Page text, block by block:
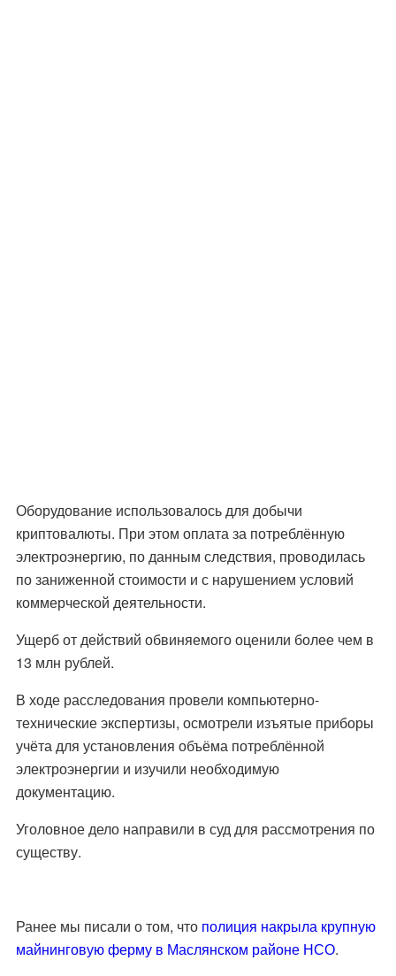
Оборудование использовалось для добычи
криптовалюты. При этом оплата за потреблённую
электроэнергию, по данным следствия, проводилась
по заниженной стоимости и с нарушением условий
коммерческой деятельности.
Ущерб от действий обвиняемого оценили более чем в
13 млн рублей.
В ходе расследования провели компьютерно-
технические экспертизы, осмотрели изъятые приборы
учёта для установления объёма потреблённой
электроэнергии и изучили необходимую
документацию.
Уголовное дело направили в суд для рассмотрения по
существу.
Ранее мы писали о том, что полиция накрыла крупную
майнинговую ферму в Маслянском районе НСО.